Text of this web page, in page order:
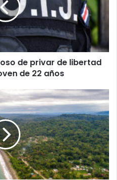
de privar de libertad
de 22 años